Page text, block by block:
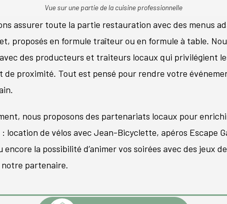
Vue sur une partie de la cuisine professionnelle
assurer toute la partie restauration avec des menus
proposés en formule traîteur ou en formule à table.
des producteurs et traiteurs locaux qui privilégient
de proximité. Tout est pensé pour rendre votre
nous proposons des partenariats locaux pour
location de vélos avec Jean-Bicyclette, apéros Escape
encore la possibilité d’animer vos soirées avec des jeux
partenaire.